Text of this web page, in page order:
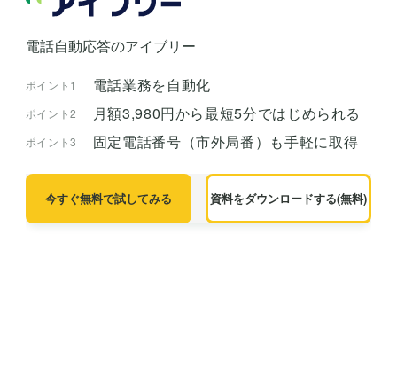
電話自動応答のアイブリー
ポイント1 電話業務を自動化
ポイント2 月額3,980円から最短5分ではじめられる
ポイント3 固定電話番号（市外局番）も手軽に取得
今すぐ無料で試してみる 資料をダウンロードする(無料)